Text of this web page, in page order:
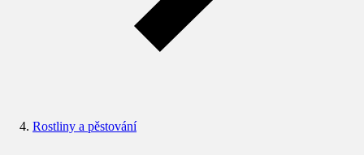
Rostliny a pěstování